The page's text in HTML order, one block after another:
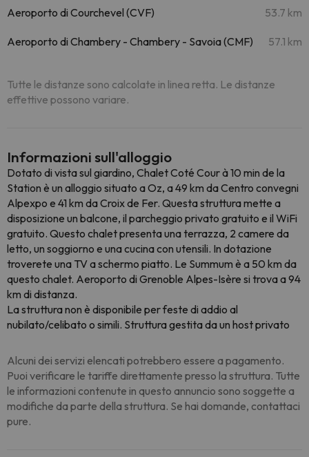
Aeroporto di Courchevel (CVF) 53.7 km
Aeroporto di Chambery - Chambery - Savoia (CMF) 57.1 km
Tutte le distanze sono calcolate in linea retta. Le distanze
effettive possono variare.
Informazioni sull'alloggio
Dotato di vista sul giardino, Chalet Coté Cour à 10 min de la
Station è un alloggio situato a Oz, a 49 km da Centro convegni
Alpexpo e 41 km da Croix de Fer. Questa struttura mette a
disposizione un balcone, il parcheggio privato gratuito e il WiFi
gratuito. Questo chalet presenta una terrazza, 2 camere da
letto, un soggiorno e una cucina con utensili. In dotazione
troverete una TV a schermo piatto. Le Summum è a 50 km da
questo chalet. Aeroporto di Grenoble Alpes-Isère si trova a 94
km di distanza.
La struttura non è disponibile per feste di addio al
nubilato/celibato o simili. Struttura gestita da un host privato
Alcuni dei servizi elencati potrebbero essere a pagamento.
Puoi verificare le tariffe direttamente presso la struttura. Tutte
le informazioni contenute in questo annuncio sono soggette a
modifiche da parte della struttura. Se hai domande, contattaci
pure.